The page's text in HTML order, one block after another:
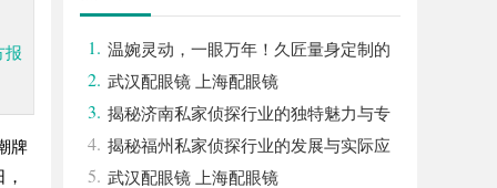
报
牌
1. 温婉灵动，一眼万年！久匠量身定制的
眉眼唇，才是你整张脸的点睛之笔！淡颜系
女生的气质加分项
2. 武汉配眼镜 上海配眼镜
3. 揭秘济南私家侦探行业的独特魅力与专
业服务
4. 揭秘福州私家侦探行业的发展与实际应
用全解析
5. 武汉配眼镜 上海配眼镜